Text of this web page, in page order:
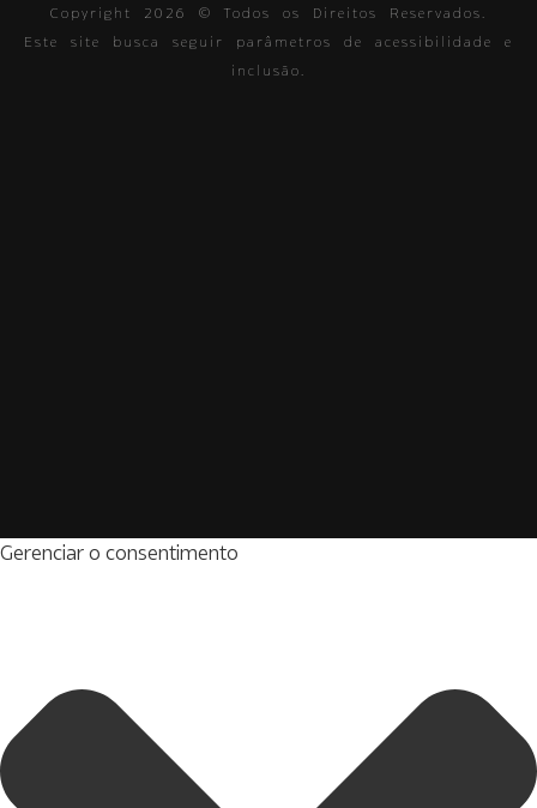
Copyright 2026 © Todos os Direitos Reservados.
Este site busca seguir parâmetros de acessibilidade e
inclusão.
Gerenciar o consentimento